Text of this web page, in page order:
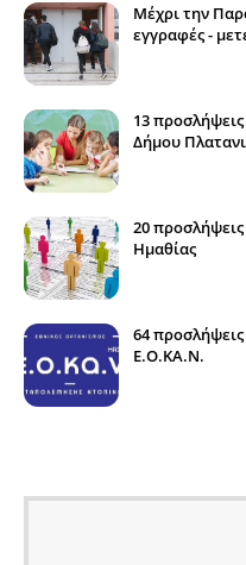
Μέχρι την
εγγραφές -
13
Δήμου
20
Ημαθίας
64
E.O.KA.N.